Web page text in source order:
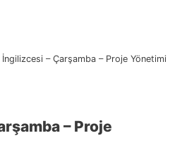
İngilizcesi – Çarşamba – Proje Yönetimi
– Proje